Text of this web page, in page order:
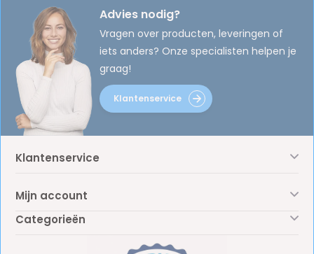
Advies nodig?
Vragen over producten, leveringen of
iets anders? Onze specialisten helpen je
graag!
Klantenservice
Klantenservice
Mijn account
Categorieën